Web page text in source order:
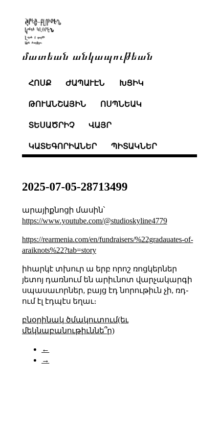
մատեան անկապութեան
ՀՈՍՔ ԺԱՊԱՒԷՆ ԽՑԻԿ
ԹՈՒԱՆՇԱՅԻՆ ՈՍՊՆԵԱԿ
ՏԵՍԱԾՐԻՉ ՎԱՅՐ
ԿԱՏԵԳՈՐԻԱՆԵՐ ՊԻՏԱԿՆԵՐ
2025-07-05-28713499
արայիքնոցի մասին՝
https://www.youtube.com/@studioskyline4779
https://rearmenia.com/en/fundraisers/%22gradauates-of-
araiknots%22?tab=story
իհարկէ տխուր ա երբ որոշ ռոցկերներ
յետոյ դառնում են արիւնոտ վարչակարգի
սպասաւորներ, բայց էդ նորութիւն չի, ռդ֊
ում էլ էդպէս եղաւ։
բնօրինակ ծմակուտում(եւ
մեկնաբանութիւննե՞ր)
←
→